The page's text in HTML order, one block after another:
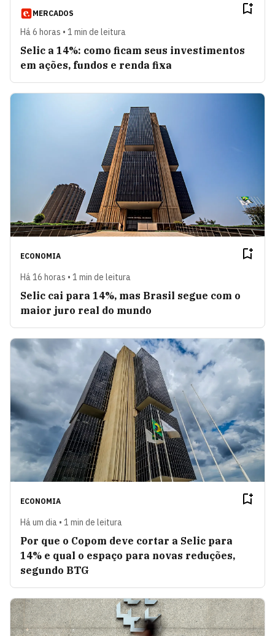
MERCADOS
Há 6 horas • 1 min de leitura
Selic a 14%: como ficam seus investimentos
em ações, fundos e renda fixa
ECONOMIA
Há 16 horas • 1 min de leitura
Selic cai para 14%, mas Brasil segue com o
maior juro real do mundo
ECONOMIA
Há um dia • 1 min de leitura
Por que o Copom deve cortar a Selic para
14% e qual o espaço para novas reduções,
segundo BTG